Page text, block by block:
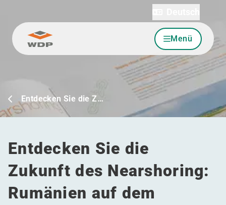
Zum Inhalt wechseln Menü
Entdecken Sie die Z…
Entdecken Sie die
Zukunft des Nearshoring:
Rumänien auf dem